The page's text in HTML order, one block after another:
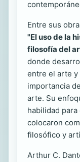
Entre sus
"El uso de la
filosofía del
donde
entre el arte y
importancia
arte. Su
habilidad
colocaron
filosófico y
Arthur C.